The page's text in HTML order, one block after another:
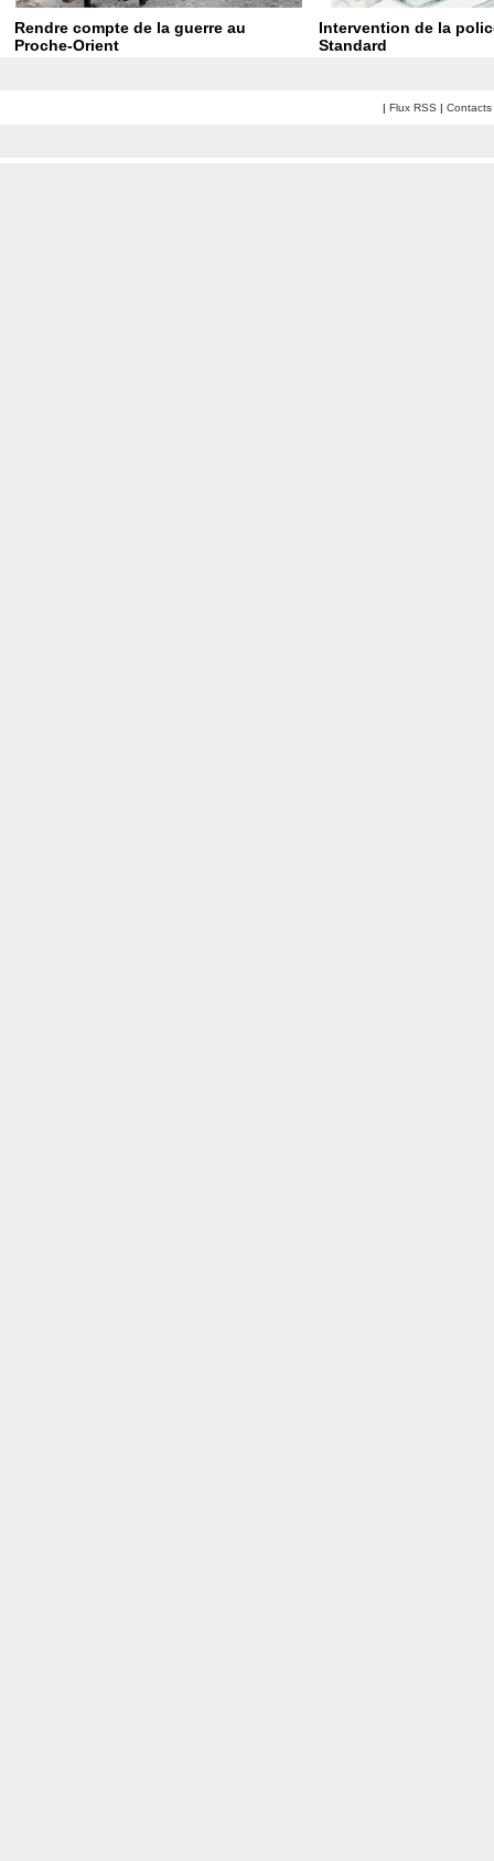
Rendre compte de la guerre au
Proche-Orient
Intervention de la
Standard
| Flux RSS | Contacts